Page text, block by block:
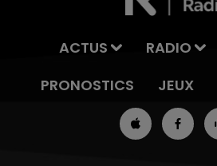
ACTUS RADIO
PRONOSTICS
JEUX